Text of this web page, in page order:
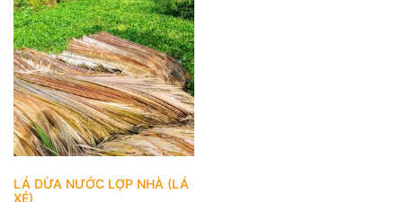
LÁ DỪA NƯỚC LỢP NHÀ (LÁ
XÉ)